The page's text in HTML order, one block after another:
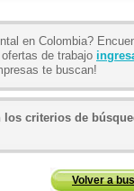
en Colombia?
de trabajo
te buscan!
criterios de
Volver a